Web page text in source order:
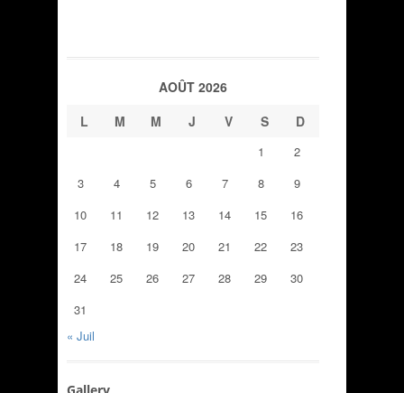
AOÛT 2026
L
M M J V S D
1
2
3
4 5 6 7 8
9
10
11 12 13 14 15
16
17
18 19 20 21 22
23
24
25 26 27 28 29
30
31
« Juil